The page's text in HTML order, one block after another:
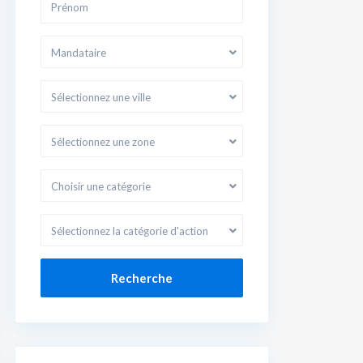
Mandataire
Sélectionnez une ville
Sélectionnez une zone
Choisir une catégorie
Sélectionnez la catégorie d'action
Recherche